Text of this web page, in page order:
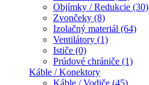
Objímky / Redukcie (30)
Zvončeky (8)
Izolačný materiál (64)
Ventilátory (1)
Ističe (0)
Prúdové chrániče (1)
Káble / Konektory
Káble / Vodiče (45)